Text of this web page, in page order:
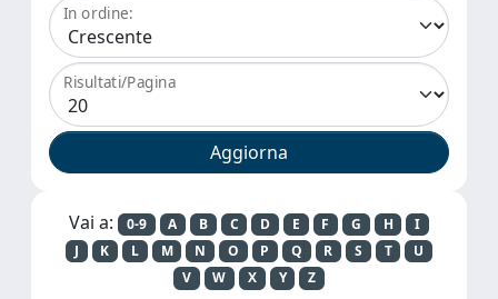
In ordine:
Risultati/Pagina
Vai a: 0-9 A B C D E F G H
I
J
K L M N O P Q R S T
U
V
W X Y Z